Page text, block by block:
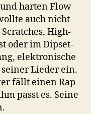
harten Flow
auch nicht
High-
oder im Dipset-
elektronische
Lieder ein.
fällt einen Rap-
passt es. Seine